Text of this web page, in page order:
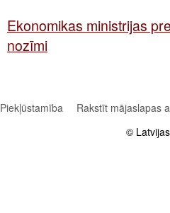
Ekonomikas ministrijas
nozīmi
Piekļūstamība
Rakstīt mājaslapas
©